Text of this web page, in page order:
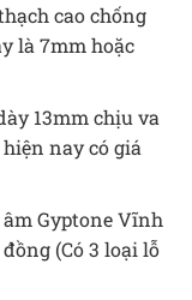
cao chống
là 7mm hoặc
13mm chịu va
nay có giá
âm Gyptone Vĩnh
(Có 3 loại lỗ